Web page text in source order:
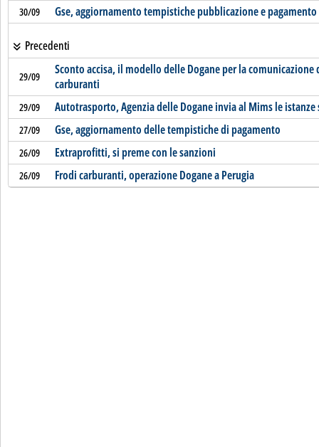
30/09 Gse, aggiornamento tempistiche pubblicazione e
Precedenti
29/09
Sconto accisa, il modello delle Dogane per la comunicazione
carburanti
29/09 Autotrasporto, Agenzia delle Dogane invia al Mims le
27/09 Gse, aggiornamento delle tempistiche di pagamento
26/09 Extraprofitti, si preme con le sanzioni
26/09 Frodi carburanti, operazione Dogane a Perugia